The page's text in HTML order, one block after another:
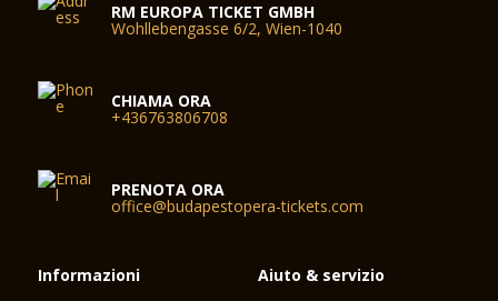
RM EUROPA TICKET GMBH
Wohllebengasse 6/2, Wien-1040
CHIAMA ORA
+436763806708
PRENOTA ORA
office@budapestopera-tickets.com
Informazioni Aiuto & servizio